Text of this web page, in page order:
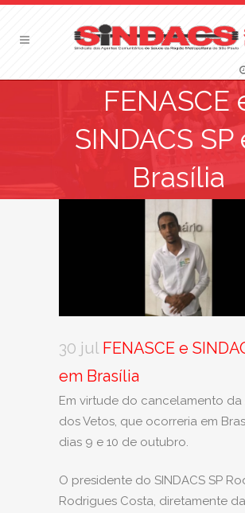
FENASCE
SINDACS SP
Brasília
30 jul FENASCE e
em Brasília
Em virtude do cancelamento da
dos Vetos, que ocorreria em
dias 9 e 10 de outubro.
O presidente do SINDACS SP
Rodrigues Costa, diretamente